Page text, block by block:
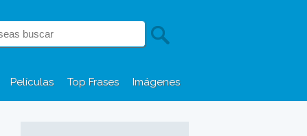
Películas Top Frases Imágenes